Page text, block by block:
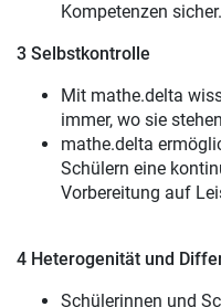
Kompetenzen sicher.
3 Selbstkontrolle
Mit mathe.delta
immer, wo sie
mathe.delta
Schülern eine
Vorbereitung auf
4 Heterogenität und
Schülerinnen und